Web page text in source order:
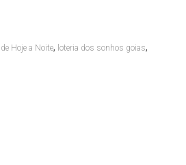
Hoje a Noite, loteria dos sonhos goias,